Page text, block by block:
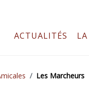
ACTUALITÉS
Les Marcheurs